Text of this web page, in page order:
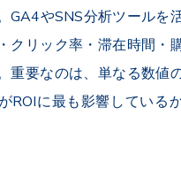
GA4やSNS分析ツールを
クリック率・滞在時間・
重要なのは、単なる数値
ROIに最も影響している